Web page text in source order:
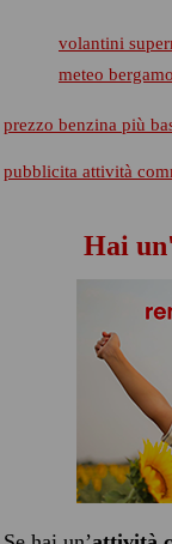
volantini
meteo bergamo
prezzo benzina più
pubblicita attività
Hai